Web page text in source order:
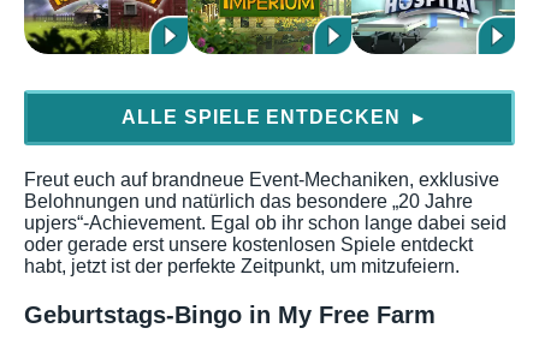
ALLE SPIELE ENTDECKEN ▶
Freut euch auf brandneue Event-Mechaniken, exklusive
Belohnungen und natürlich das besondere „20 Jahre
upjers“-Achievement. Egal ob ihr schon lange dabei seid
oder gerade erst unsere kostenlosen Spiele entdeckt
habt, jetzt ist der perfekte Zeitpunkt, um mitzufeiern.
Geburtstags-Bingo in My Free Farm